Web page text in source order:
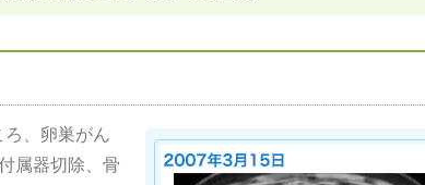
、卵巣がん
属器切除、骨